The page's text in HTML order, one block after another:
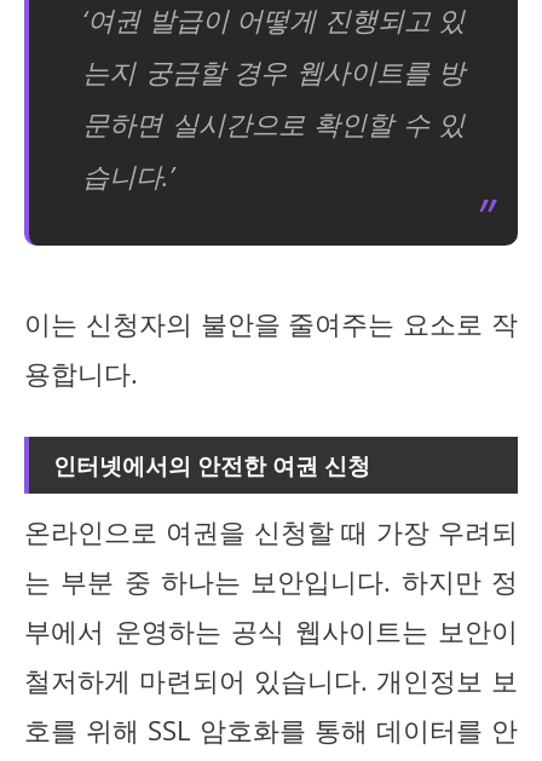
‘여권 발급이 어떻게 진행되고 있
는지 궁금할 경우 웹사이트를 방
문하면 실시간으로 확인할 수 있
습니다.’
이는 신청자의 불안을 줄여주는 요소로 작
용합니다.
인터넷에서의 안전한 여권 신청
온라인으로 여권을 신청할 때 가장 우려되
는 부분 중 하나는 보안입니다. 하지만 정
부에서 운영하는 공식 웹사이트는 보안이
철저하게 마련되어 있습니다. 개인정보 보
호를 위해 SSL 암호화를 통해 데이터를 안